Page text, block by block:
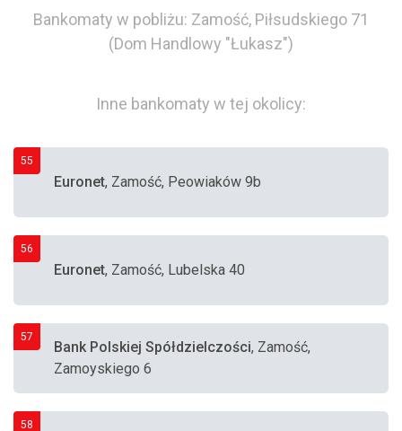
Bankomaty w pobliżu: Zamość, Piłsudskiego 71
(Dom Handlowy "Łukasz")
Inne bankomaty w tej okolicy:
55
Euronet, Zamość, Peowiaków 9b
56
Euronet, Zamość, Lubelska 40
57
Bank Polskiej Spółdzielczości, Zamość,
Zamoyskiego 6
58